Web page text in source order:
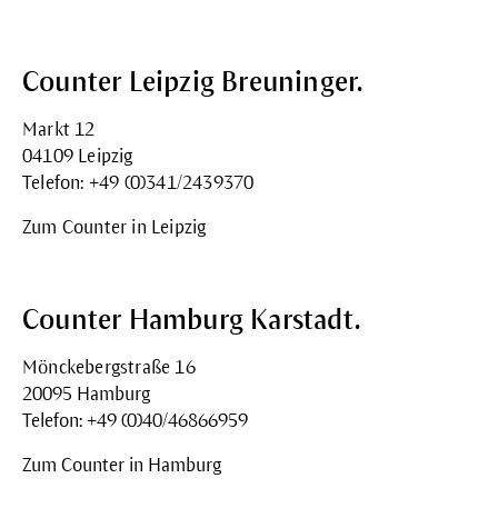
Counter Leipzig Breuninger.
Markt 12
04109 Leipzig
Telefon: +49 (0)341/2439370
Zum Counter in Leipzig
Counter Hamburg Karstadt.
Mönckebergstraße 16
20095 Hamburg
Telefon: +49 (0)40/46866959
Zum Counter in Hamburg